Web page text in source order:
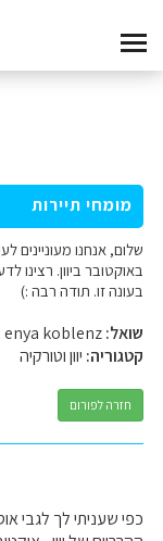
מומחי תיירות
באוקטובר ביוון. רצינו
בעונה זו. תודה רבה :)
שואל:
קטגוריה: יוון וטורקיה
חזרה לפורום
כפי שעניתי לך לגבי